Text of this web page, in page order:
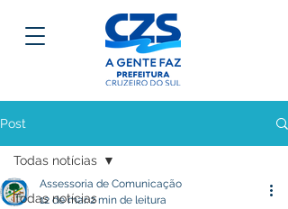
Post
Todas notícias
Todas notícias
Assessoria de Comunicação
12 de mar.2 min de leitura